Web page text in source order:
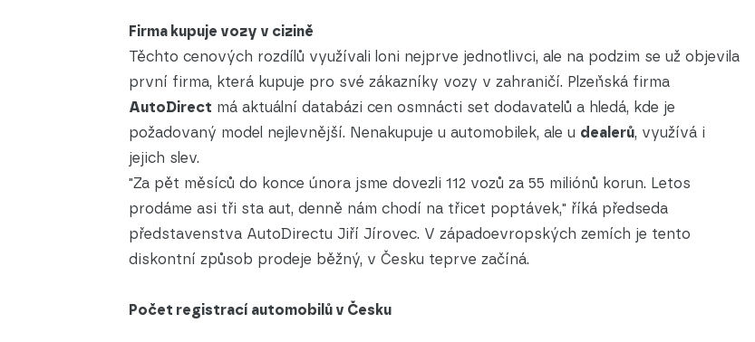
Firma kupuje vozy v cizině
Těchto cenových rozdílů využívali loni nejprve jednotlivci, ale na podzim se už objevila
první firma, která kupuje pro své zákazníky vozy v zahraničí. Plzeňská firma
AutoDirect má aktuální databázi cen osmnácti set dodavatelů a hledá, kde je
požadovaný model nejlevnější. Nenakupuje u automobilek, ale u dealerů, využívá i
jejich slev.
"Za pět měsíců do konce února jsme dovezli 112 vozů za 55 miliónů korun. Letos
prodáme asi tři sta aut, denně nám chodí na třicet poptávek," říká předseda
představenstva AutoDirectu Jiří Jírovec. V západoevropských zemích je tento
diskontní způsob prodeje běžný, v Česku teprve začíná.
Počet registrací automobilů v Česku